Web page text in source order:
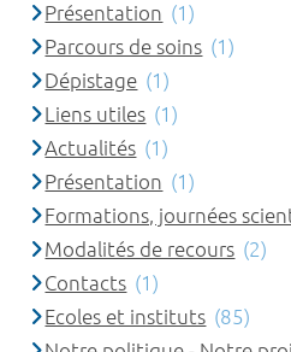
Présentation (1)
Parcours de soins (1)
Dépistage (1)
Liens utiles (1)
Actualités (1)
Présentation (1)
Formations, journées
Modalités de recours (2)
Contacts (1)
Ecoles et instituts (85)